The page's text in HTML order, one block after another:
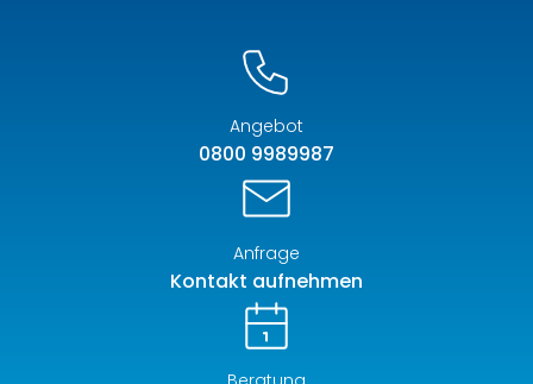
Angebot
0800 9989987
Anfrage
Kontakt aufnehmen